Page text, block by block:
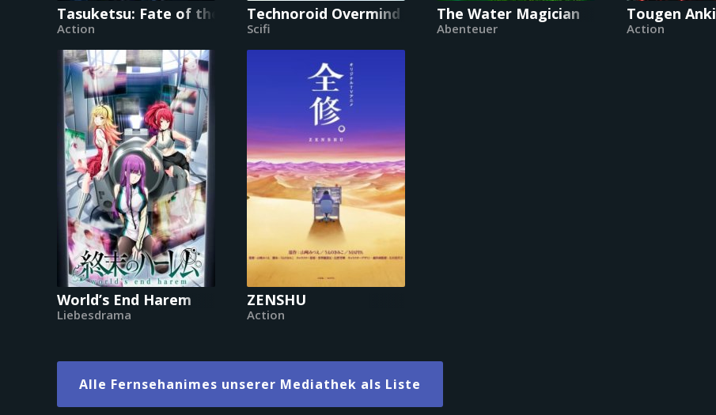
Tasuketsu: Fate of the Majority
Action
Technoroid Overmind
Scifi
The Water Magician
Abenteuer
Tougen Anki
Action
World’s End Harem
Liebesdrama
ZENSHU
Action
Alle Fernsehanimes unserer Mediathek als Liste